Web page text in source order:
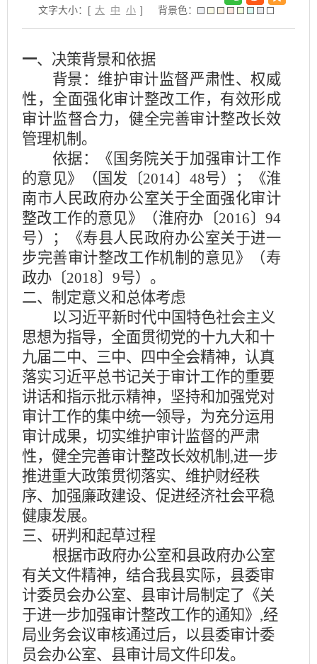
文字大小：[ 大 中 小 ] 背景色：
一、决策背景和依据
背景：维护审计监督严肃性、权威
性，全面强化审计整改工作，有效形成
审计监督合力，健全完善审计整改长效
管理机制。
依据：
《国务院关于加强审计工作
的意见》（国发〔2014〕48号）；《淮
南市人民政府办公室关于全面强化审计
整改工作的意见》（淮府办〔2016〕94
号）；《寿县人民政府办公室关于进一
步完善审计整改工作机制的意见》（寿
政办〔2018〕9号）。
二、制定意义和总体考虑
以习近平新时代中国特色社会主义
思想为指导，全面贯彻党的十九大和十
九届二中、三中、四中全会精神，认真
落实习近平总书记关于审计工作的重要
讲话和指示批示精神，坚持和加强党对
审计工作的集中统一领导，为充分运用
审计成果，切实维护审计监督的严肃
性，健全完善审计整改长效机制,进一步
推进重大政策贯彻落实、维护财经秩
序、加强廉政建设、促进经济社会平稳
健康发展。
三、研判和起草过程
根据市政府办公室和县政府办公室
有关文件精神，结合我县实际，县委审
计委员会办公室、县审计局制定了《关
于进一步加强审计整改工作的通知》,经
局业务会议审核通过后，以县委审计委
员会办公室、县审计局文件印发。